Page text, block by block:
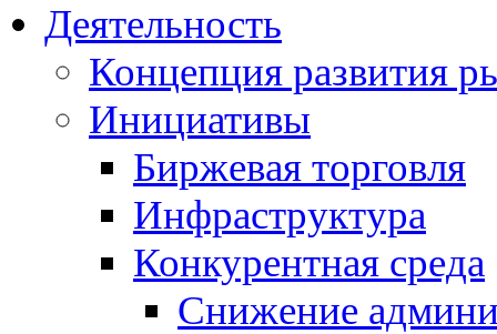
Деятельность
Концепция развития
Инициативы
Биржевая торговля
Инфраструктура
Конкурентная среда
Снижение